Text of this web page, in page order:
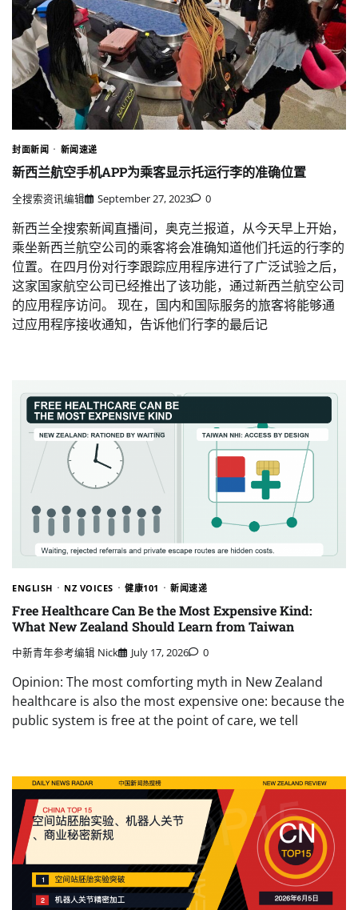
封面新闻 新闻速递
新西兰航空手机APP为乘客显示托运行李的准确位置
全搜索资讯编辑 September 27, 2023 0
新西兰全搜索新闻直播间，奥克兰报道，从今天早上开始，
乘坐新西兰航空公司的乘客将会准确知道他们托运的行李的
位置。在四月份对行李跟踪应用程序进行了广泛试验之后，
这家国家航空公司已经推出了该功能，通过新西兰航空公司
的应用程序访问。 现在，国内和国际服务的旅客将能够通
过应用程序接收通知，告诉他们行李的最后记
ENGLISH NZ VOICES 健康101 新闻速递
Free Healthcare Can Be the Most Expensive Kind:
What New Zealand Should Learn from Taiwan
中新青年参考编辑 Nick July 17, 2026 0
Opinion: The most comforting myth in New Zealand
healthcare is also the most expensive one: because the
public system is free at the point of care, we tell